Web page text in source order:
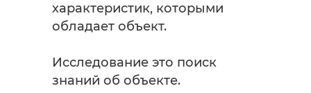
характеристик, которыми
обладает объект.
Исследование это поиск
знаний об объекте.